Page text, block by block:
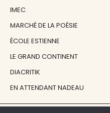
IMEC
MARCHÉ DE LA POÉSIE
ÉCOLE ESTIENNE
LE GRAND CONTINENT
DIACRITIK
EN ATTENDANT NADEAU